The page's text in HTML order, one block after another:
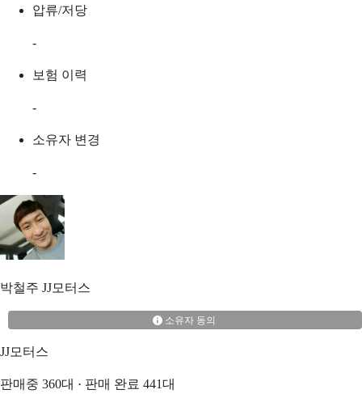
압류/저당
-
보험 이력
-
소유자 변경
-
박철주 JJ모터스
소유자 동의
JJ모터스
판매중 360대 · 판매 완료 441대